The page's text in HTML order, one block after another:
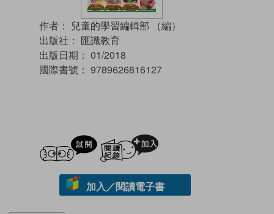
作者： 兒童的學習編輯部 （編）
出版社： 匯識教育
出版日期： 01/2018
國際書號： 9789626816127
試閲
加入／閱讀電子書